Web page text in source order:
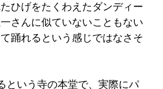
ひげをたくわえたダンディー
さんに似ていないこともない
踊れるという感じではなさそ
という寺の本堂で、実際にパ